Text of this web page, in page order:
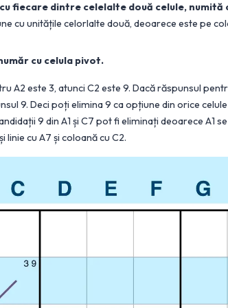
fiecare dintre celelalte două celule, numită
cu unitățile celorlalte două, deoarece este pe
cu celula pivot.
A2 este 3, atunci C2 este 9. Dacă răspunsul
9. Deci poți elimina 9 ca opțiune din orice
9 din A1 și C7 pot fi eliminați deoarece A1
linie cu A7 și coloană cu C2.